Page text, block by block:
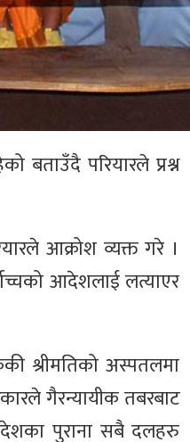
बताउँदै परियारले प्रश्न
आक्रोश व्यक्त गरे ।
आदेशलाई लत्याएर
श्रीमतिको अस्पतलमा
गैरन्यायीक तबरबाट
देशका पुराना सबै दलहरु